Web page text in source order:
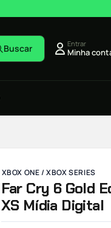
Buscar Entrar
Minha
XBOX ONE / XBOX SERIES
Far Cry 6 Gold
XS Mídia Digital